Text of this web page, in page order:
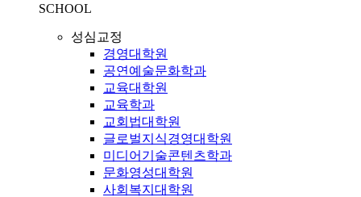
SCHOOL
성심교정
경영대학원
공연예술문화학과
교육대학원
교육학과
교회법대학원
글로벌지식경영대학원
미디어기술콘텐츠학과
문화영성대학원
사회복지대학원